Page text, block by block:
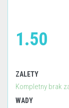
1.50
ZALETY
Kompletny brak
WADY